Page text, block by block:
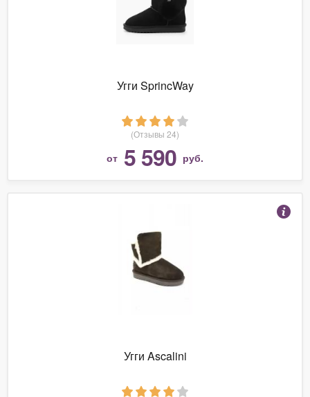
Угги SprincWay
(Отзывы 24)
от 5 590 руб.
Угги Ascalini